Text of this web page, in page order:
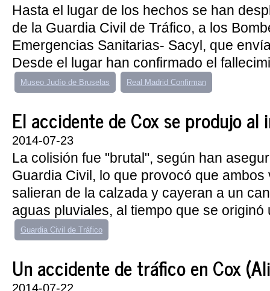
Hasta el lugar de los hechos se han
de la Guardia Civil de Tráfico, a los
Emergencias Sanitarias- Sacyl, que
Desde el lugar han confirmado el
Museo Judío de Bruselas Real Madrid Confirman
El accidente de Cox se produjo al
2014-07-23
La colisión fue "brutal", según han
Guardia Civil, lo que provocó que
salieran de la calzada y cayeran a un
aguas pluviales, al tiempo que se originó
Guardia Civil de Tráfico
Un accidente de tráfico en Cox
2014-07-22